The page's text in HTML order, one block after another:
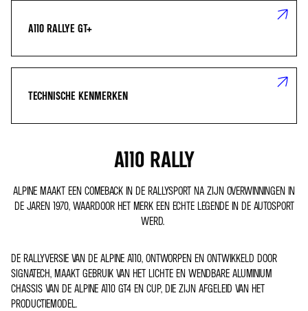
A110 RALLYE GT+
TECHNISCHE KENMERKEN
A110 RALLY
ALPINE MAAKT EEN COMEBACK IN DE RALLYSPORT NA ZIJN OVERWINNINGEN IN
DE JAREN 1970, WAARDOOR HET MERK EEN ECHTE LEGENDE IN DE AUTOSPORT
WERD.
DE RALLYVERSIE VAN DE ALPINE A110, ONTWORPEN EN ONTWIKKELD DOOR
SIGNATECH, MAAKT GEBRUIK VAN HET LICHTE EN WENDBARE ALUMINIUM
CHASSIS VAN DE ALPINE A110 GT4 EN CUP, DIE ZIJN AFGELEID VAN HET
PRODUCTIEMODEL.